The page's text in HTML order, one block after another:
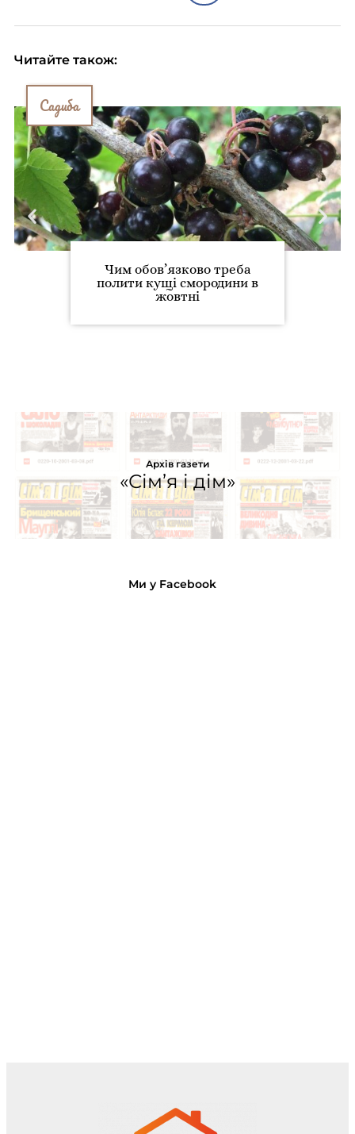
Читайте також:
Садиба
Чим обов’язково треба
полити кущі смородини в
жовтні
Архів газети
«Сім’я і дім»
Ми у Facebook